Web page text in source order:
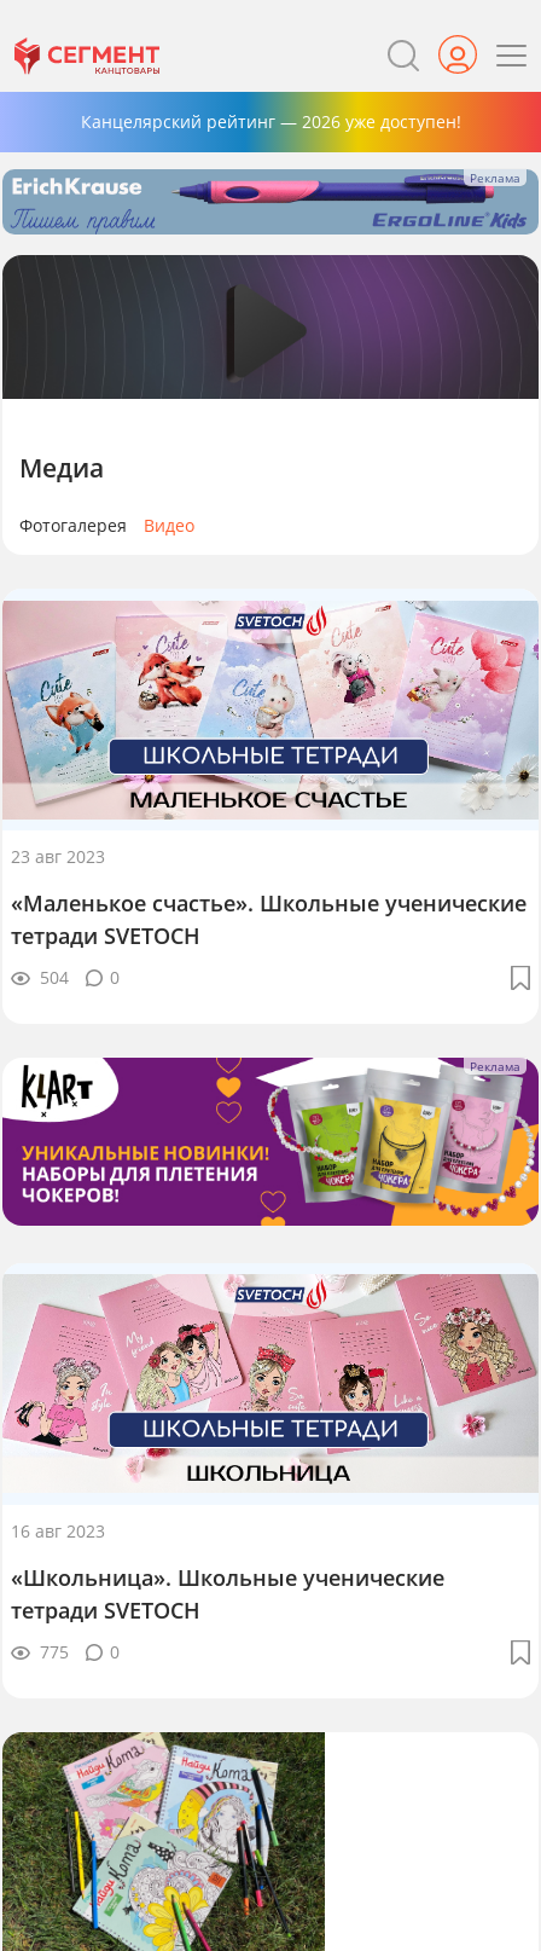
Канцелярский рейтинг — 2026 уже доступен!
Медиа
Фотогалерея Видео
23 авг 2023
«Маленькое счастье». Школьные ученические
тетради SVETOCH
504 0
16 авг 2023
«Школьница». Школьные ученические
тетради SVETOCH
775 0